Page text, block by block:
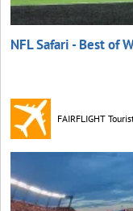
NFL Safari - Best of
FAIRFLIGHT